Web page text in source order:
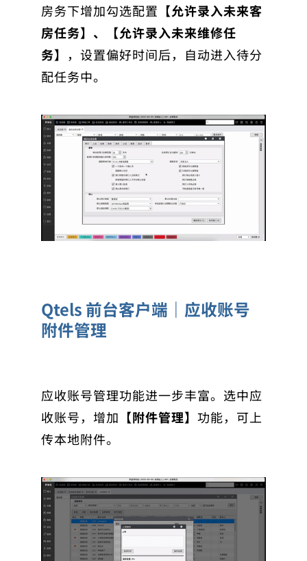
房务下增加勾选配置 【允许录入未来客
房任务】、【允许录入未来维修任
务】 ，设置偏好时间后，自动进入待分
配任务中。
Qtels 前台客户端｜应收账号
附件管理
应收账号管理功能进一步丰富。选中应
收账号，增加 【附件管理】 功能，可上
传本地附件。